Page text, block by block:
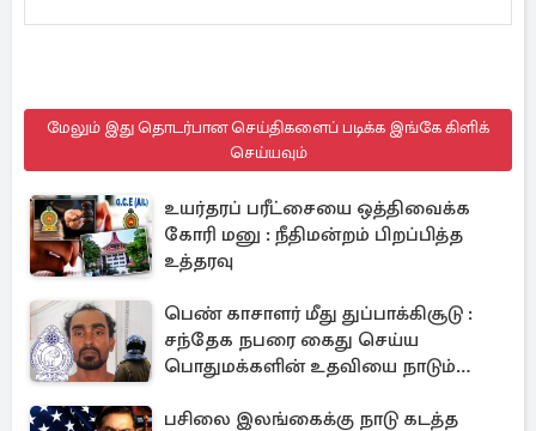
மேலும் இது தொடர்பான செய்திகளைப் படிக்க இங்கே கிளிக்
செய்யவும்
உயர்தரப் பரீட்சையை ஒத்திவைக்க
கோரி மனு : நீதிமன்றம் பிறப்பித்த
உத்தரவு
பெண் காசாளர் மீது துப்பாக்கிசூடு :
சந்தேக நபரை கைது செய்ய
பொதுமக்களின் உதவியை நாடும்
பசிலை இலங்கைக்கு நாடு கடத்த